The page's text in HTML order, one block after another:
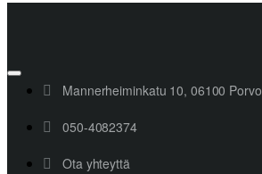
Mannerheiminkatu 10, 06100
050-4082374
Ota yhteyttä